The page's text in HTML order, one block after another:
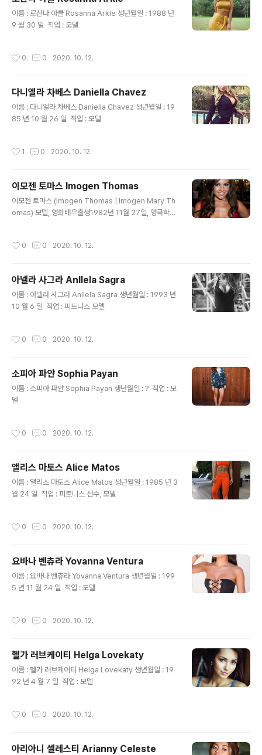
이름 : 로산나 아클 Rosanna Arkle 생년월일 : 1988 년
9 월 30 일 ​ 직업 : 모델
0 0 2020. 10. 12.
다니엘라 차베스 Daniella Chavez
이름 : 다니엘라 차베스 Daniella Chavez 생년월일 : 19
85 년 10 월 26 일 ​ 직업 : 모델
1 0 2020. 10. 12.
이모젠 토마스 Imogen Thomas
이모젠 토마스 (Imogen Thomas | Imogen Mary Th
omas) 모델, 영화배우출생1982년 11월 27일, 영국학력
0 0 2020. 10. 12.
아넬라 사그라 Anllela Sagra
이름 : 아넬라 사그라 Anllela Sagra 생년월일 : 1993 년
10 월 6 일 ​ 직업 : 피트니스 모델
0 0 2020. 10. 12.
소피아 파얀 Sophia Payan
이름 : 소피아 파얀 Sophia Payan 생년월일 : ? ​ 직업 : 모
델
0 0 2020. 10. 12.
앨리스 마토스 Alice Matos
이름 : 앨리스 마토스 Alice Matos 생년월일 : 1985 년 3
월 24 일 ​ 직업 : 피트니스 선수, 모델
0 0 2020. 10. 12.
요바나 벤츄라 Yovanna Ventura
이름 : 요바나 벤츄라 Yovanna Ventura 생년월일 : 199
5 년 11 월 24 일 ​ 직업 : 모델
0 0 2020. 10. 12.
헬가 러브케이티 Helga Lovekaty
이름 : 헬가 러브케이티 Helga Lovekaty 생년월일 : 19
92 년 4 월 7 일 ​ 직업 : 모델
0 0 2020. 10. 12.
아리아니 셀레스티 Arianny Celeste